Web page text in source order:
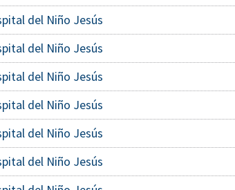
del Niño Jesús
del Niño Jesús
del Niño Jesús
del Niño Jesús
del Niño Jesús
del Niño Jesús